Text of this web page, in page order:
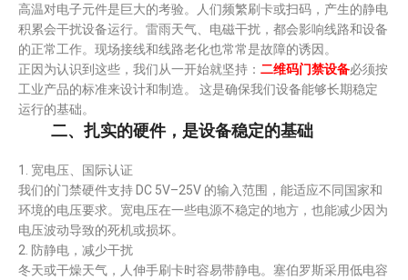
高温对电子元件是巨大的考验。人们频繁刷卡或扫码，产生的静电
积累会干扰设备运行。雷雨天气、电磁干扰，都会影响线路和设备
的正常工作。现场接线和线路老化也常常是故障的诱因。
正因为认识到这些，我们从一开始就坚持： 二维码门禁设备必须按
工业产品的标准来设计和制造。 这是确保我们设备能够长期稳定
运行的基础。
二、扎实的硬件，是设备稳定的基础
1. 宽电压、国际认证
我们的门禁硬件支持 DC 5V–25V 的输入范围，能适应不同国家和
环境的电压要求。宽电压在一些电源不稳定的地方，也能减少因为
电压波动导致的死机或损坏。
2. 防静电，减少干扰
冬天或干燥天气，人伸手刷卡时容易带静电。塞伯罗斯采用低电容